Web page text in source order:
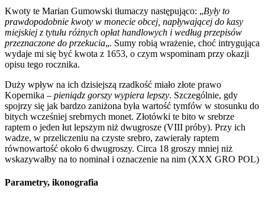
Kwoty te Marian Gumowski tłumaczy następująco: „Były to
prawdopodobnie kwoty w monecie obcej, napływającej do kasy
miejskiej z tytułu różnych opłat handlowych i według przepisów
przeznaczone do przekucia„. Sumy robią wrażenie, choć intrygująca
wydaje mi się być kwota z 1653, o czym wspominam przy okazji
opisu tego rocznika.
Duży wpływ na ich dzisiejszą rzadkość miało złote prawo
Kopernika – pieniądz gorszy wypiera lepszy. Szczególnie, gdy
spojrzy się jak bardzo zaniżona była wartość tymfów w stosunku do
bitych wcześniej srebrnych monet. Złotówki te bito w srebrze
raptem o jeden łut lepszym niż dwugrosze (VIII próby). Przy ich
wadze, w przeliczeniu na czyste srebro, zawierały raptem
równowartość około 6 dwugroszy. Circa 18 groszy mniej niż
wskazywałby na to nominał i oznaczenie na nim (XXX GRO POL)
Parametry, ikonografia